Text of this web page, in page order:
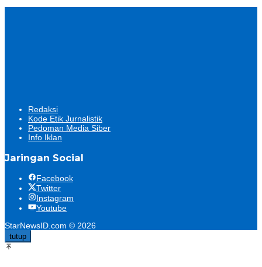
Redaksi
Kode Etik Jurnalistik
Pedoman Media Siber
Info Iklan
Jaringan Social
Facebook
Twitter
Instagram
Youtube
StarNewsID.com © 2026
tutup